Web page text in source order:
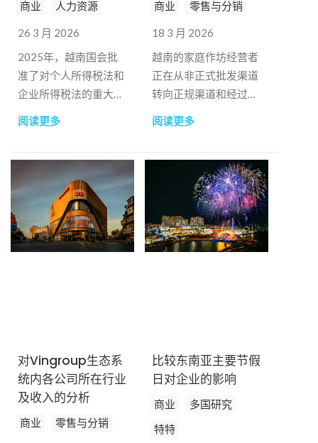
商业 人力资源
26 3 月 2026
2025年，越南国会批
准了对个人所得税法和
企业所得税法的重大修
订，这标志着所得税改
革的一个重要里程碑。
阅读更多
商业 零售与分销
18 3 月 2026
越南的家庭作坊经营者
正在从非正式批发渠道
转向正规渠道和经过验
证的采购渠道。
阅读更多
对Vingroup生态系
统内各公司所在行业
及收入的分析
商业 零售与分销
比较东南亚主要节假
日对企业的影响
商业
多国研究
特特